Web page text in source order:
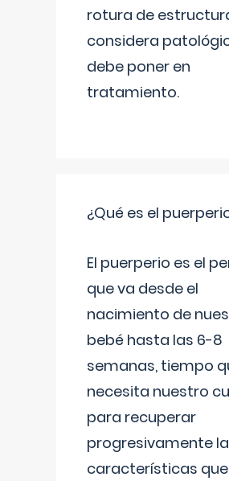
rotura de
considera
debe poner en
tratamiento.
¿Qué es el
El puerperio es el
que va desde el
nacimiento de
bebé hasta las 6-8
semanas, tiempo
necesita nuestro
para recuperar
progresivamente
características